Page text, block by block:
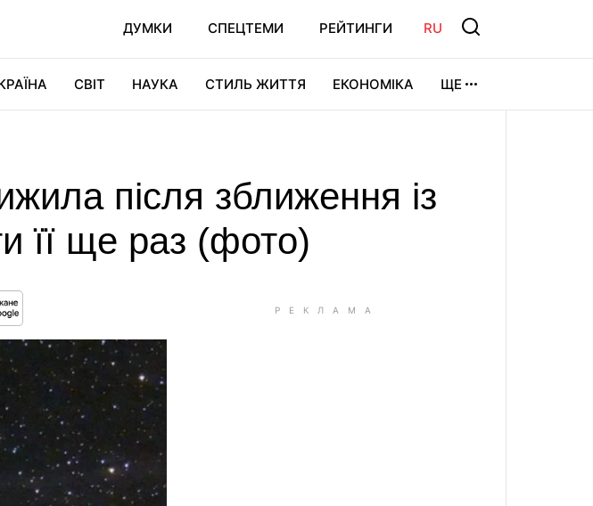
ДУМКИ СПЕЦТЕМИ РЕЙТИНГИ RU
СВІТ НАУКА СТИЛЬ ЖИТТЯ ЕКОНОМІКА ЩЕ
після зближення із
її ще раз (фото)